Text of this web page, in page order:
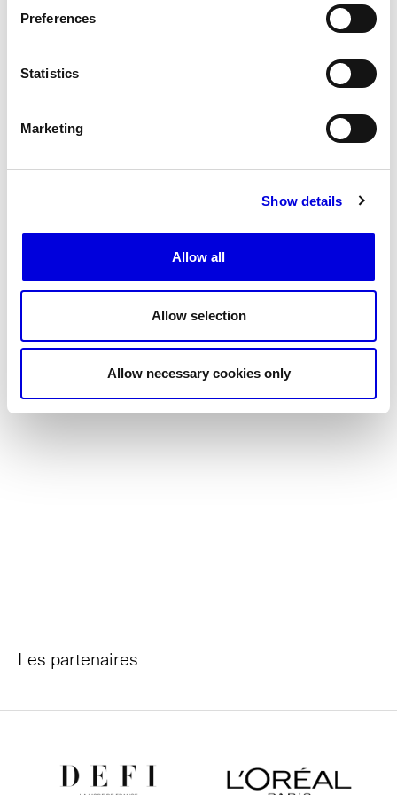
Preferences
Statistics
Marketing
Show details
Allow all
Allow selection
Allow necessary cookies only
Les partenaires
Les Maisons de Haute Joaillerie
Prochaines saisons et précédentes éditions